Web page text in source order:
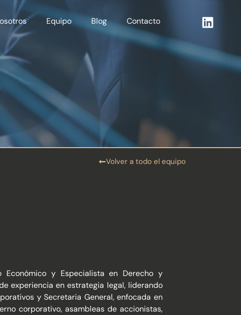
Equipo Blog Contacto
Volver a todo el equipo
Económico y Especialista en Derecho y
experiencia en estrategia legal, liderando
y Secretaria General, enfocada en
corporativo, asambleas de accionistas,